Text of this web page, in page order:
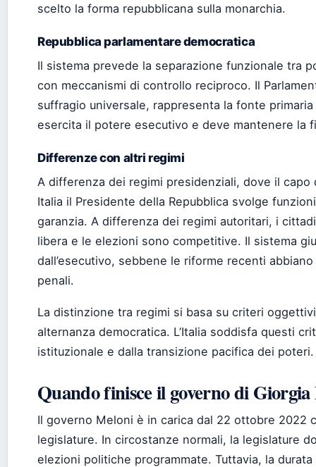
scelto la forma repubblicana sulla monarchia.
Repubblica parlamentare democratica
Il sistema prevede la separazione funzionale tra
con meccanismi di controllo reciproco. Il
suffragio universale, rappresenta la fonte
esercita il potere esecutivo e deve mantenere la
Differenze con altri regimi
A differenza dei regimi presidenziali, dove il
Italia il Presidente della Repubblica svolge
garanzia. A differenza dei regimi autoritari, i
libera e le elezioni sono competitive. Il sistema
dall’esecutivo, sebbene le riforme recenti
penali.
La distinzione tra regimi si basa su criteri
alternanza democratica. L’Italia soddisfa questi
istituzionale e dalla transizione pacifica dei poteri.
Quando finisce il governo di
Il governo Meloni è in carica dal 22 ottobre 2022
legislature. In circostanze normali, la legislature
elezioni politiche programmate. Tuttavia, la